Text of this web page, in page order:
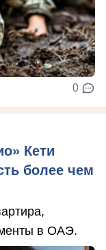
0
Кети
более чем
в ОАЭ.